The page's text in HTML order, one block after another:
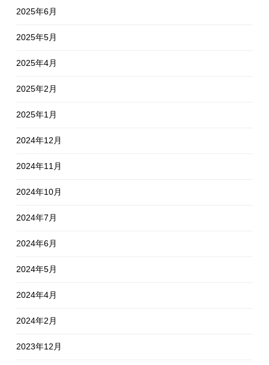
2025年6月
2025年5月
2025年4月
2025年2月
2025年1月
2024年12月
2024年11月
2024年10月
2024年7月
2024年6月
2024年5月
2024年4月
2024年2月
2023年12月